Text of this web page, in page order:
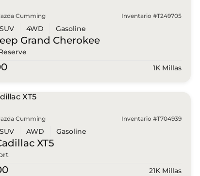
Cumming Inventario #T249705
SUV 4WD Gasoline
Grand Cherokee
1K Millas
Cumming Inventario #T704939
SUV AWD Gasoline
XT5
21K Millas